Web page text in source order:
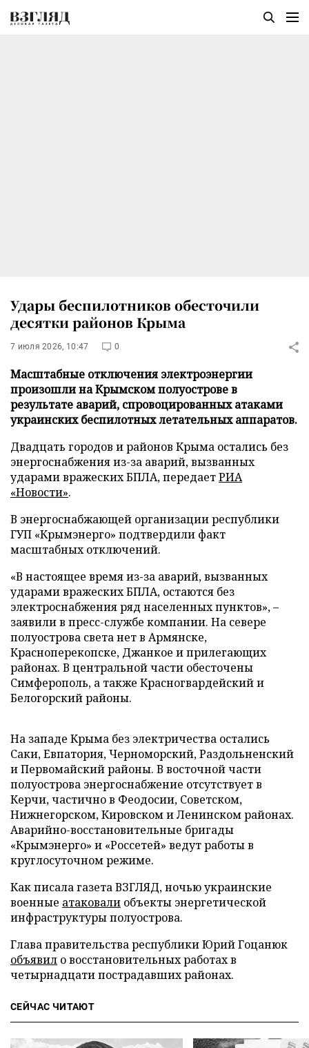
Удары беспилотников обесточили
десятки районов Крыма
7 июля 2026, 10:47 0
Масштабные отключения электроэнергии
произошли на Крымском полуострове в
результате аварий, спровоцированных атаками
украинских беспилотных летательных аппаратов.
Двадцать городов и районов Крыма остались без
энергоснабжения из-за аварий, вызванных
ударами вражеских БПЛА, передаетРИА
«Новости».
В энергоснабжающей организации республики
ГУП «Крымэнерго» подтвердили факт
масштабных отключений.
«В настоящее время из-за аварий, вызванных
ударами вражеских БПЛА, остаются без
электроснабжения ряд населенных пунктов», –
заявили в пресс-службе компании. На севере
полуострова света нет в Армянске,
Красноперекопске, Джанкое и прилегающих
районах. В центральной части обесточены
Симферополь, а также Красногвардейский и
Белогорский районы.
На западе Крыма без электричества остались
Саки, Евпатория, Черноморский, Раздольненский
и Первомайский районы. В восточной части
полуострова энергоснабжение отсутствует в
Керчи, частично в Феодосии, Советском,
Нижнегорском, Кировском и Ленинском районах.
Аварийно-восстановительные бригады
«Крымэнерго» и «Россетей» ведут работы в
круглосуточном режиме.
Как писала газета ВЗГЛЯД, ночью украинские
военные атаковали объекты энергетической
инфраструктуры полуострова.
Глава правительства республики Юрий Гоцанюк
объявил о восстановительных работах в
четырнадцати пострадавших районах.
СЕЙЧАС ЧИТАЮТ